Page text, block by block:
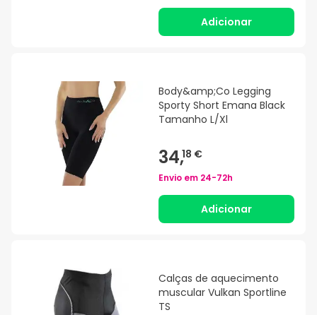
Adicionar
Body&amp;Co Legging
Sporty Short Emana Black
Tamanho L/Xl
34,18 €
Envio em 24-72h
Adicionar
Calças de aquecimento
muscular Vulkan Sportline
TS